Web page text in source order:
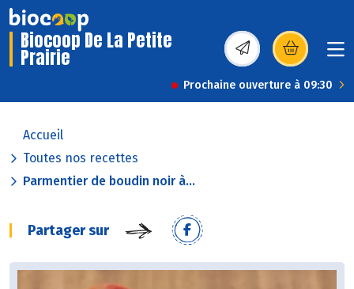
Biocoop De La Petite
Prairie (s’ouvre dans une
Prochaine ouverture à 09:30
Accueil
Toutes nos recettes
Parmentier de boudin noir à...
Partager sur